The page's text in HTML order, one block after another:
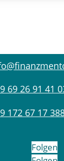
69 26 91 41
172 67 17
Folgen